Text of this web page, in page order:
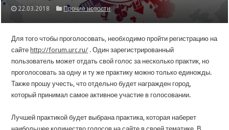
22.03.2018 Прочие новости
Для того чтобы проголосовать, необходимо пройти регистрацию на
сайте http://forum.urc.ru/ . Один зарегистрированный
пользователь может отдать свой голос за несколько практик, но
проголосовать за одну и ту же практику можно только единожды.
Также прошу учесть, что отдельно будет награжден город,
который принимал самое активное участие в голосовании.
Лучшей практикой будет выбрана практика, которая наберет